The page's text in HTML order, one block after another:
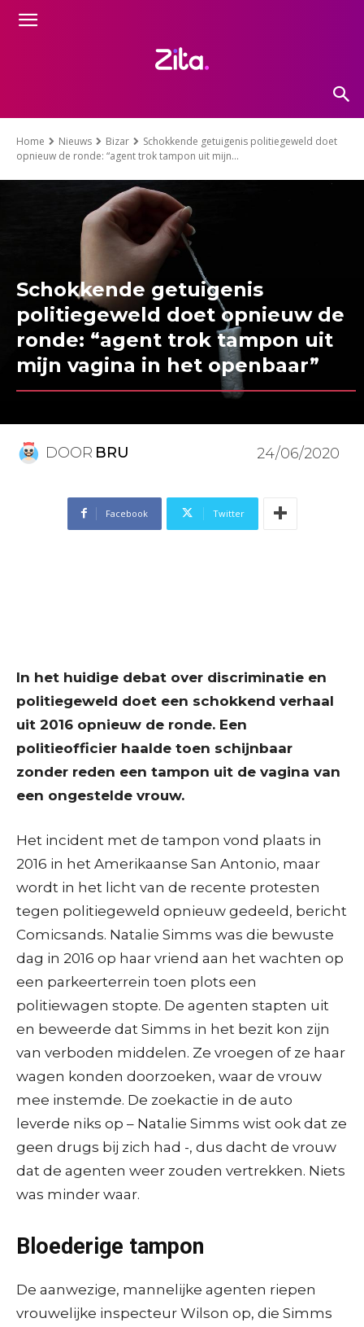
Home Nieuws Bizar
Schokkende getuigenis politiegeweld doet
opnieuw de ronde: “agent trok tampon uit mijn...
Schokkende getuigenis
politiegeweld doet opnieuw de
ronde: “agent trok tampon uit
mijn vagina in het openbaar”
DOOR BRU 24/06/2020
Facebook Twitter
In het huidige debat over discriminatie en
politiegeweld doet een schokkend verhaal
uit 2016 opnieuw de ronde. Een
politieofficier haalde toen schijnbaar
zonder reden een tampon uit de vagina van
een ongestelde vrouw.
Het incident met de tampon vond plaats in
2016 in het Amerikaanse San Antonio, maar
wordt in het licht van de recente protesten
tegen politiegeweld opnieuw gedeeld, bericht
Comicsands. Natalie Simms was die bewuste
dag in 2016 op haar vriend aan het wachten op
een parkeerterrein toen plots een
politiewagen stopte. De agenten stapten uit
en beweerde dat Simms in het bezit kon zijn
van verboden middelen. Ze vroegen of ze haar
wagen konden doorzoeken, waar de vrouw
mee instemde. De zoekactie in de auto
leverde niks op – Natalie Simms wist ook dat ze
geen drugs bij zich had -, dus dacht de vrouw
dat de agenten weer zouden vertrekken. Niets
was minder waar.
Bloederige tampon
De aanwezige, mannelijke agenten riepen
vrouwelijke inspecteur Wilson op, die Simms